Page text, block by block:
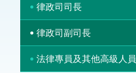
律政司司長
律政司副司長
法律專員及其他高級人員